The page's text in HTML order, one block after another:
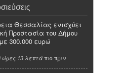
Θεσσαλίας ενισχύει
Προστασία του Δήμου
300.000 ευρώ
ώρες 13 λεπτά πιο πριν